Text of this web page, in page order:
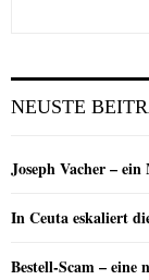
NEUSTE
Joseph Vacher –
In Ceuta eskaliert
Bestell-Scam – eine